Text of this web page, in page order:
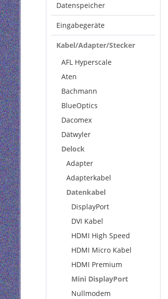
Datenspeicher
Eingabegeräte
Kabel/Adapter/Stecker
AFL Hyperscale
Aten
Bachmann
BlueOptics
Dacomex
Dätwyler
Delock
Adapter
Adapterkabel
Datenkabel
DisplayPort
DVI Kabel
HDMI High Speed
HDMI Micro Kabel
HDMI Premium
Mini DisplayPort
Nullmodem